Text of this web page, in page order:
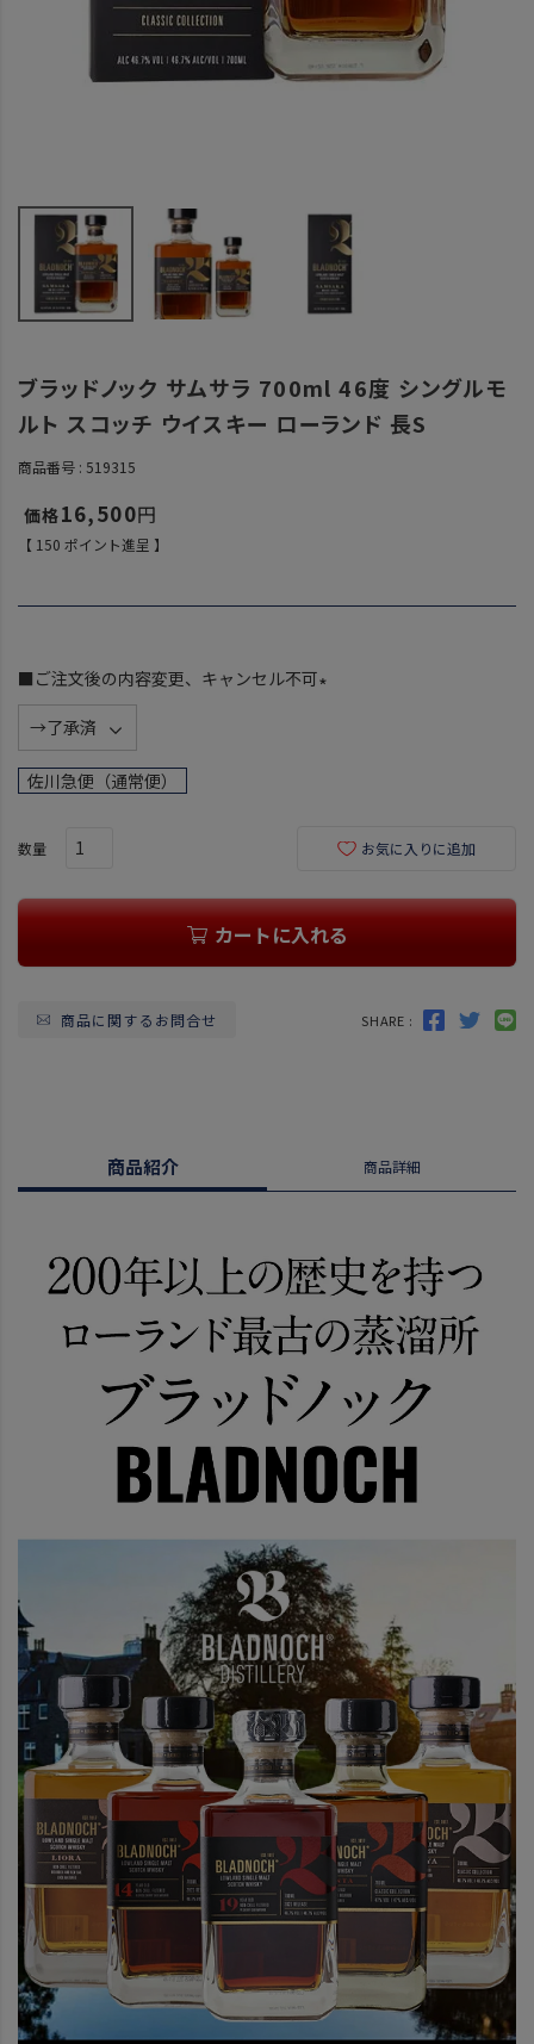
ブラッドノック サムサラ 700ml 46度 シングルモ
ルト スコッチ ウイスキー ローランド 長S
商品番号 519315
16,500
【 150 ポイント進呈 】
■ご注文後の内容変更、キャンセル不可
佐川急便（通常便）
お気に入りに追加
カートに入れる
商品に関するお問合せ SHARE :
商品紹介 商品詳細